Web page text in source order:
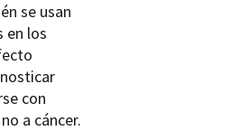
se usan
en los
con
a cáncer.